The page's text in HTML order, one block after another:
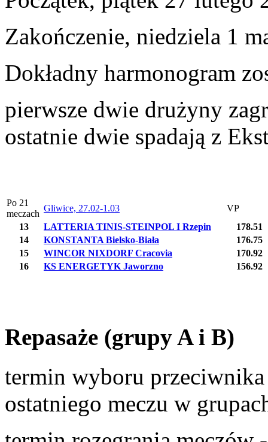
Zakończenie, niedziela 1
Dokładny harmonogram
pierwsze dwie drużyny
ostatnie dwie spadają z
Po 21
meczach
Gliwice, 27.02-1.03
VP
13
LATTERIA TINIS-STEINPOL I Rzepin
178.51
14
KONSTANTA Bielsko-Biała
176.75
15
WINCOR NIXDORF Cracovia
170.92
16
KS ENERGETYK Jaworzno 156.92
Repasaże (grupy A i B)
termin wyboru
ostatniego meczu w